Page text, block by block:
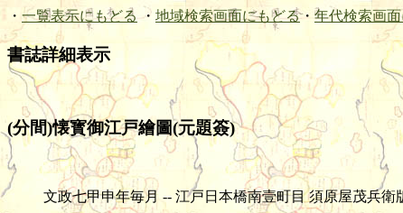
・ 一覧表示にもどる ・ 地域検索画面にもどる・ 年代検索画
書誌詳細表示
(分間)懐寳御江戸繪圖(元題簽)
文政七甲申年毎月 -- 江戸日本橋南壹町目 須原屋茂兵衛